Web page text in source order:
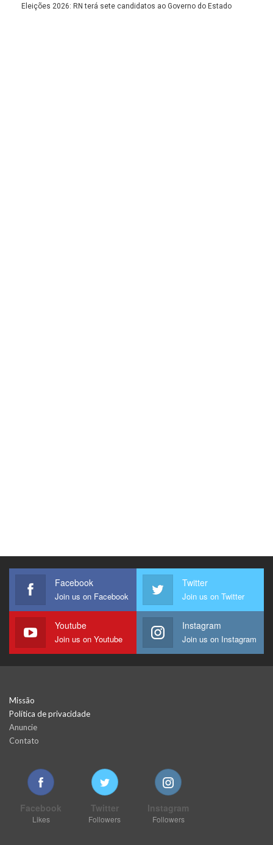
Eleições 2026: RN terá sete candidatos ao Governo do Estado
Facebook
Join us on Facebook
Twitter
Join us on Twitter
Youtube
Join us on Youtube
Instagram
Join us on Instagram
Missão
Política de privacidade
Anuncie
Contato
Facebook
Likes
Twitter
Followers
Instagram
Followers